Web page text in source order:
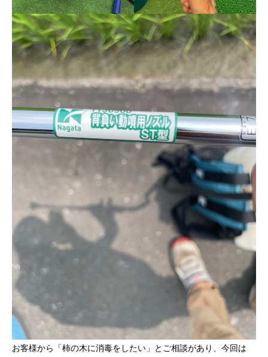
お客様から「柿の木に消毒をしたい」とご相談があり、今回は